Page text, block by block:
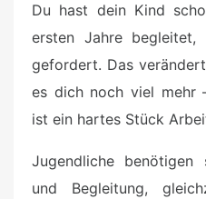
Du hast dein Kind
ersten Jahre
gefordert. Das
es dich noch viel mehr
ist ein hartes Stück
Jugendliche benötigen
und Begleitung,